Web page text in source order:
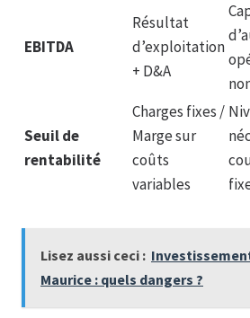
EBITDA
Résultat
d’exploitation
+ D&A
Seuil de
rentabilité
Charges fixes /
Marge sur
coûts
variables
Lisez aussi ceci :
Maurice : quels dangers ?